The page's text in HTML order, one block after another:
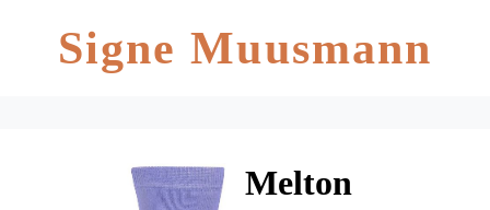
Signe Muusmann
Melton